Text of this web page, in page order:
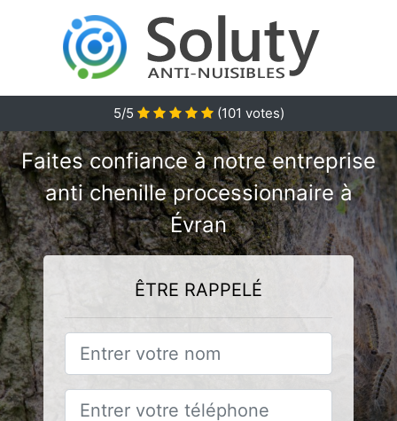
5/5 (101 votes)
Faites confiance à notre entreprise
anti chenille processionnaire à
Évran
ÊTRE RAPPELÉ